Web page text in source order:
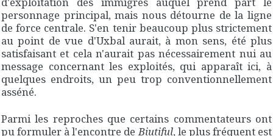
personnage principal, mais nous détourne de la ligne
de force centrale. S'en tenir beaucoup plus strictement
au point de vue d'Uxbal aurait, à mon sens, été plus
satisfaisant et cela n'aurait pas nécessairement nui au
message concernant les exploités, qui apparaît ici, à
quelques endroits, un peu trop conventionnellement
asséné.
Parmi les reproches que certains commentateurs ont
pu formuler à l'encontre de Biutiful, le plus fréquent est